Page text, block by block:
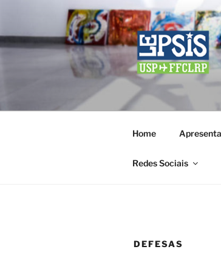
o
conteúdo
LEPSIS
Laboratório de
Home
Redes Sociais
DEFESAS